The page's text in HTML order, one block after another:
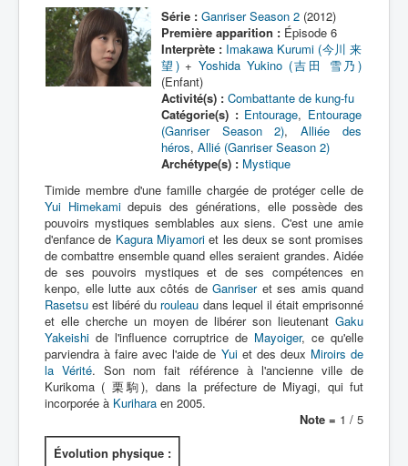
Série : Ganriser Season 2(2012)
Première apparition :Épisode 6
Interprète : Imakawa Kurumi (今川 来
望)+Yoshida Yukino (吉田 雪乃)
(Enfant)
Activité(s) : Combattante de kung-fu
Catégorie(s) : Entourage, Entourage
(Ganriser Season 2),Alliée des
héros, Allié (Ganriser Season 2)
Archétype(s) : Mystique
Timide membre d'une famille chargée de protéger celle de
Yui Himekamidepuis des générations, elle possède des
pouvoirs mystiques semblables aux siens. C'est une amie
d'enfance de Kagura Miyamori et les deux se sont promises
de combattre ensemble quand elles seraient grandes. Aidée
de ses pouvoirs mystiques et de ses compétences en
kenpo, elle lutte aux côtés de Ganriseret ses amis quand
Rasetsu est libéré du rouleau dans lequel il était emprisonné
et elle cherche un moyen de libérer son lieutenant Gaku
Yakeishi de l'influence corruptrice de Mayoiger, ce qu'elle
parviendra à faire avec l'aide de Yuiet des deux Miroirs de
la Vérité. Son nom fait référence à l'ancienne ville de
Kurikoma ( 栗駒), dans la préfecture de Miyagi, qui fut
incorporée à Kurihara en 2005.
Note = 1 / 5
Évolution physique :